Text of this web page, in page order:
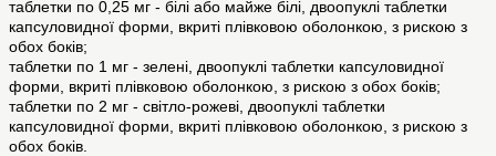
таблетки по 0,25 мг - білі або майже білі, двоопуклі таблетки
капсуловидної форми, вкриті плівковою оболонкою, з рискою з
обох боків;
таблетки по 1 мг - зелені, двоопуклі таблетки капсуловидної
форми, вкриті плівковою оболонкою, з рискою з обох боків;
таблетки по 2 мг - світло-рожеві, двоопуклі таблетки
капсуловидної форми, вкриті плівковою оболонкою, з рискою з
обох боків.